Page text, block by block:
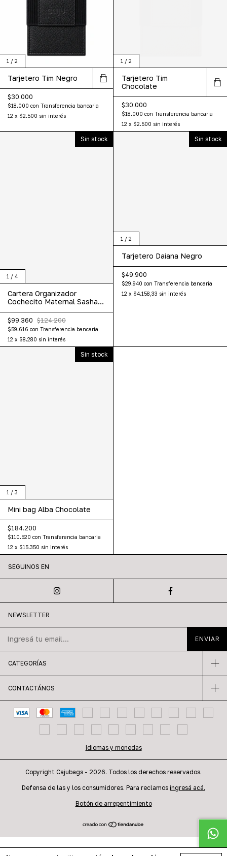
1 / 2
Tarjetero Tim Negro
$30.000
$18.000 con Transferencia bancaria
12 x $2.500 sin interés
1 / 2
Tarjetero Tim
Chocolate
$30.000
$18.000 con Transferencia bancaria
12 x $2.500 sin interés
1 / 4
Sin stock
Cartera Organizador
Cochecito Maternal Sasha
$99.360 $124.200
$59.616 con Transferencia bancaria
12 x $8.280 sin interés
1 / 2
Sin stock
Tarjetero Daiana Negro
$49.900
$29.940 con Transferencia bancaria
12 x $4.158,33 sin interés
1 / 3
Sin stock
Mini bag Alba Chocolate
$184.200
$110.520 con Transferencia bancaria
12 x $15.350 sin interés
SEGUINOS EN
NEWSLETTER
CATEGORÍAS
CONTACTÁNOS
Idiomas y monedas
Copyright Cajubags - 2026. Todos los derechos reservados.
Defensa de las y los consumidores. Para reclamos ingresá acá.
Botón de arrepentimiento